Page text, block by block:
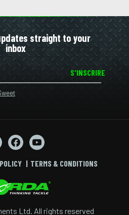
straight to your
inbox
S'INSCRIRE
Ltd. All rights reserved
TERMS & CONDITIONS